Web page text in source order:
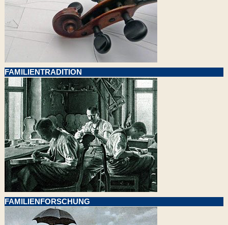
FAMILIENTRADITION
FAMILIENFORSCHUNG